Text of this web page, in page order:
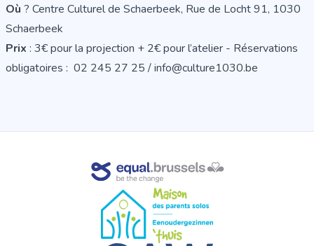
Où ? Centre Culturel de Schaerbeek, Rue de Locht 91, 1030
Schaerbeek
Prix : 3€ pour la projection + 2€ pour l’atelier - Réservations
obligatoires : 02 245 27 25 / info@culture1030.be